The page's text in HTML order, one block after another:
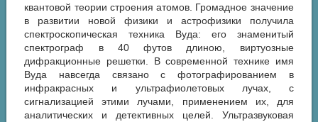
квантовой теории строения атомов. Громадное значение
в развитии новой физики и астрофизики получила
спектроскопическая техника Вуда: его знаменитый
спектрограф в 40 футов длиною, виртуозные
дифракционные решетки. В современной технике имя
Вуда навсегда связано с фотографированием в
инфракрасных и ультрафиолетовых лучах, с
сигнализацией этими лучами, применением их, для
аналитических и детективных целей. Ультразвуковая